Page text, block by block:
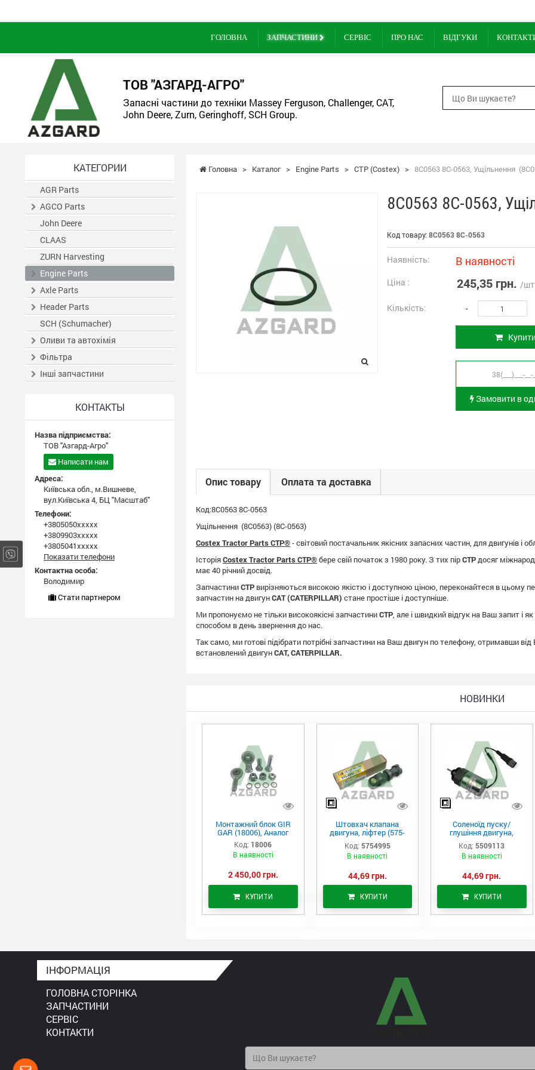
ГОЛОВНА ЗАПЧАСТИНИ СЕРВІС ПРО НАС ВІДГУКИ
ТОВ "АЗГАРД-АГРО"
Запасні частини до техніки Massey Ferguson, Challenger, CAT,
John Deere, Zurn, Geringhoff, SCH Group.
Головна > Каталог > Engine Parts > CTP (Costex) > 8C0563 8C-0563, Ущільнення
8C0563 8C-0563,
Код товару: 8C0563 8C-0563
Наявність: В наявності
Ціна : 245,35 грн. /шт
Кількість: -
Купити
Замовити в
Опис товару Оплата та доставка
Код:8C0563 8C-0563
Ущільнення (8C0563) (8C-0563)
Costex Tractor Parts CTP®- світовий постачальник якісних запасних частин, для двигунів і
ІсторіяCostex Tractor Parts CTP®бере свій початок з 1980 року. З тих пірCTPдосяг
має 40 річний досвід.
ЗапчастиниCTP вирізняються високою якістю і доступною ціною, переконайтеся в цьому
запчастин на двигунCAT (CATERPILLAR) стане простіше і доступніше.
Ми пропонуємо не тільки високоякісні запчастиниCTP, але і швидкий відгук на Ваш запит і
способом в день звернення до нас.
Так само, ми готові підібрати потрібні запчастини на Ваш двигун по телефону, отримавши
встановлений двигунCAT, CATERPILLAR.
НОВИНКИ
Монтажний блок GIR
GAR (18006), Аналог
Код: 18006
В наявності
2 450,00 грн.
КУПИТИ
Штовхач клапана
двигуна, ліфтер (575-
4995)
Код: 5754995
В наявності
44,69 грн.
КУПИТИ
Соленоїд пуску/
глушіння двигуна,
актуатор (550-9113)
Код: 5509113
В наявності
44,69 грн.
КУПИТИ
КАТЕГОРИИ
AGR Parts
AGCO Parts
John Deere
CLAAS
ZURN Harvesting
Engine Parts
Axle Parts
Header Parts
SCH (Schumacher)
Оливи та автохімія
Фільтра
Інші запчастини
КОНТАКТЫ
Назва підприємства:
ТОВ "Азгард-Агро"
Написати нам
Адреса:
Київська обл., м.Вишневе,
вул.Київська 4, БЦ "Масштаб"
Телефони:
+3805050xxxxx
+3809903xxxxx
+3805041xxxxx
Показати телефони
Контактна особа:
Володимир
Стати партнером
ІНФОРМАЦІЯ
ГОЛОВНА СТОРІНКА
ЗАПЧАСТИНИ
СЕРВІС
КОНТАКТИ